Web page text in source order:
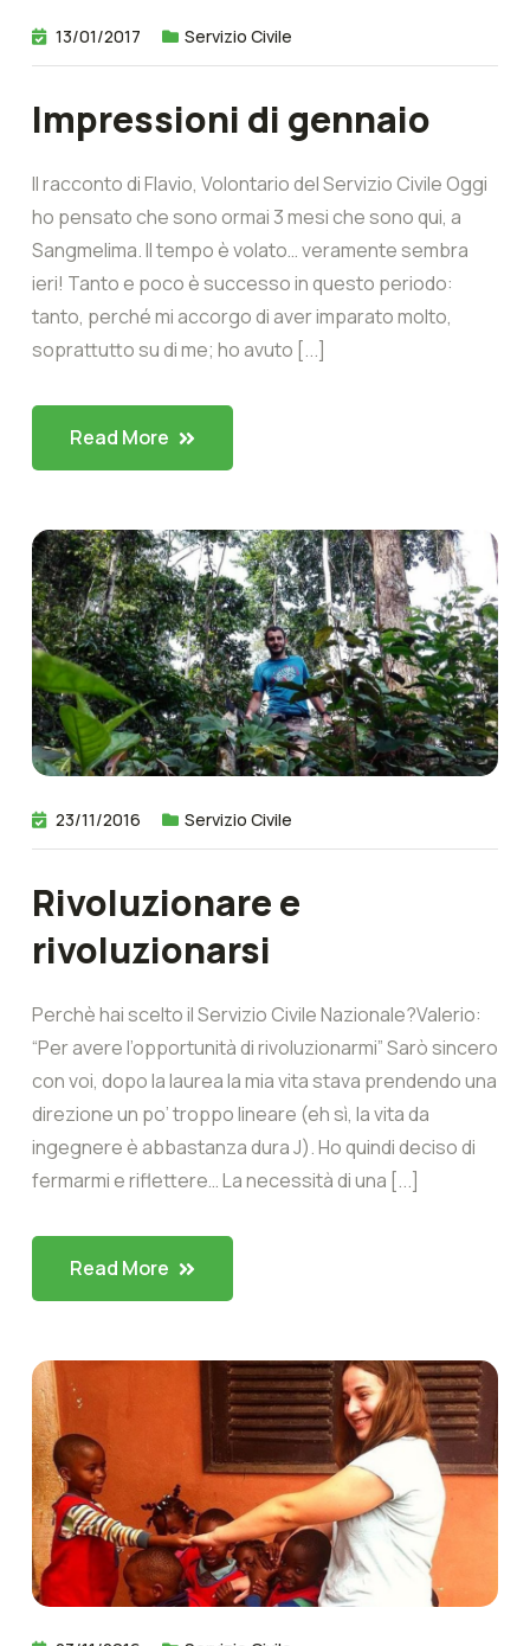
13/01/2017 Servizio Civile
Impressioni di gennaio
Il racconto di Flavio, Volontario del Servizio Civile Oggi
ho pensato che sono ormai 3 mesi che sono qui, a
Sangmelima. Il tempo è volato… veramente sembra
ieri! Tanto e poco è successo in questo periodo:
tanto, perché mi accorgo di aver imparato molto,
soprattutto su di me; ho avuto [...]
Read More
23/11/2016 Servizio Civile
Rivoluzionare e
rivoluzionarsi
Perchè hai scelto il Servizio Civile Nazionale?Valerio:
“Per avere l’opportunità di rivoluzionarmi” Sarò sincero
con voi, dopo la laurea la mia vita stava prendendo una
direzione un po’ troppo lineare (eh sì, la vita da
ingegnere è abbastanza dura J). Ho quindi deciso di
fermarmi e riflettere… La necessità di una [...]
Read More